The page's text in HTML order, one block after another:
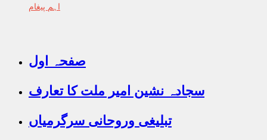
اہم پیغام
صفحہ اول
سجادہ نشین امیر ملت کا تعارف
تبلیغی وروحانی سرگرمیاں